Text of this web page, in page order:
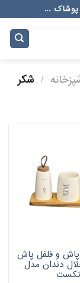
پوشاک ...
/ شکر
و فلفل پاش
دندان مدل
تکست